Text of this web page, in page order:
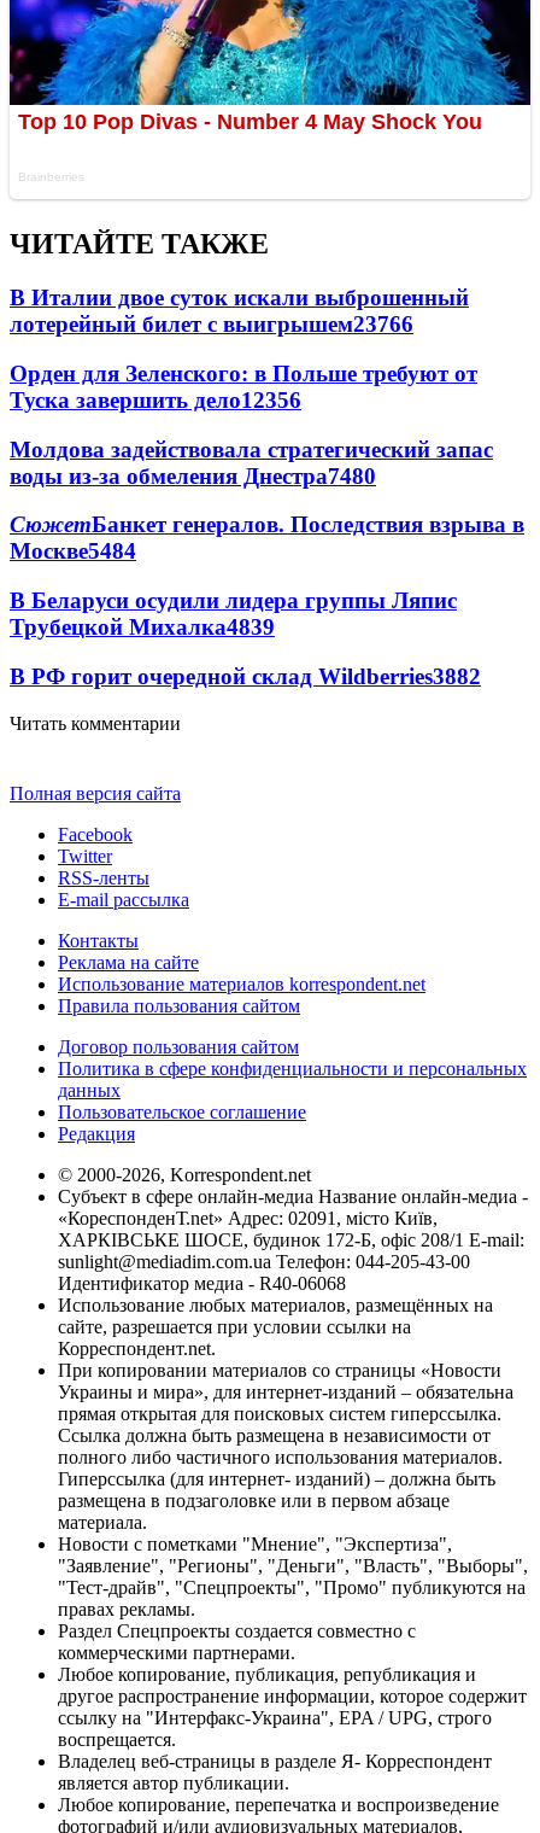
ЧИТАЙТЕ ТАКЖЕ
В Италии двое суток искали выброшенный
лотерейный билет с выигрышем23766
Орден для Зеленского: в Польше требуют от
Туска завершить дело12356
Молдова задействовала стратегический запас
воды из-за обмеления Днестра7480
СюжетБанкет генералов. Последствия взрыва в
Москве5484
В Беларуси осудили лидера группы Ляпис
Трубецкой Михалка4839
В РФ горит очередной склад Wildberries3882
Читать комментарии
Полная версия сайта
Facebook
Twitter
RSS-ленты
E-mail рассылка
Контакты
Реклама на сайте
Использование материалов korrespondent.net
Правила пользования сайтом
Договор пользования сайтом
Политика в сфере конфиденциальности и персональных
данных
Пользовательское соглашение
Редакция
© 2000-2026, Korrespondent.net
Субъект в сфере онлайн-медиа Название онлайн-медиа -
«КореспонденТ.net» Адрес: 02091, місто Київ,
ХАРКІВСЬКЕ ШОСЕ, будинок 172-Б, офіс 208/1 E-mail:
sunlight@mediadim.com.ua Телефон: 044-205-43-00
Идентификатор медиа - R40-06068
Использование любых материалов, размещённых на
сайте, разрешается при условии ссылки на
Корреспондент.net.
При копировании материалов со страницы «Новости
Украины и мира», для интернет-изданий – обязательна
прямая открытая для поисковых систем гиперссылка.
Ссылка должна быть размещена в независимости от
полного либо частичного использования материалов.
Гиперссылка (для интернет- изданий) – должна быть
размещена в подзаголовке или в первом абзаце
материала.
Новости с пометками "Мнение", "Экспертиза",
"Заявление", "Регионы", "Деньги", "Власть", "Выборы",
"Тест-драйв", "Спецпроекты", "Промо" публикуются на
правах рекламы.
Раздел Спецпроекты создается совместно с
коммерческими партнерами.
Любое копирование, публикация, републикация и
другое распространение информации, которое содержит
ссылку на "Интерфакс-Украина", EPA / UPG, строго
воспрещается.
Владелец веб-страницы в разделе Я- Корреспондент
является автор публикации.
Любое копирование, перепечатка и воспроизведение
фотографий и/или аудиовизуальных материалов,